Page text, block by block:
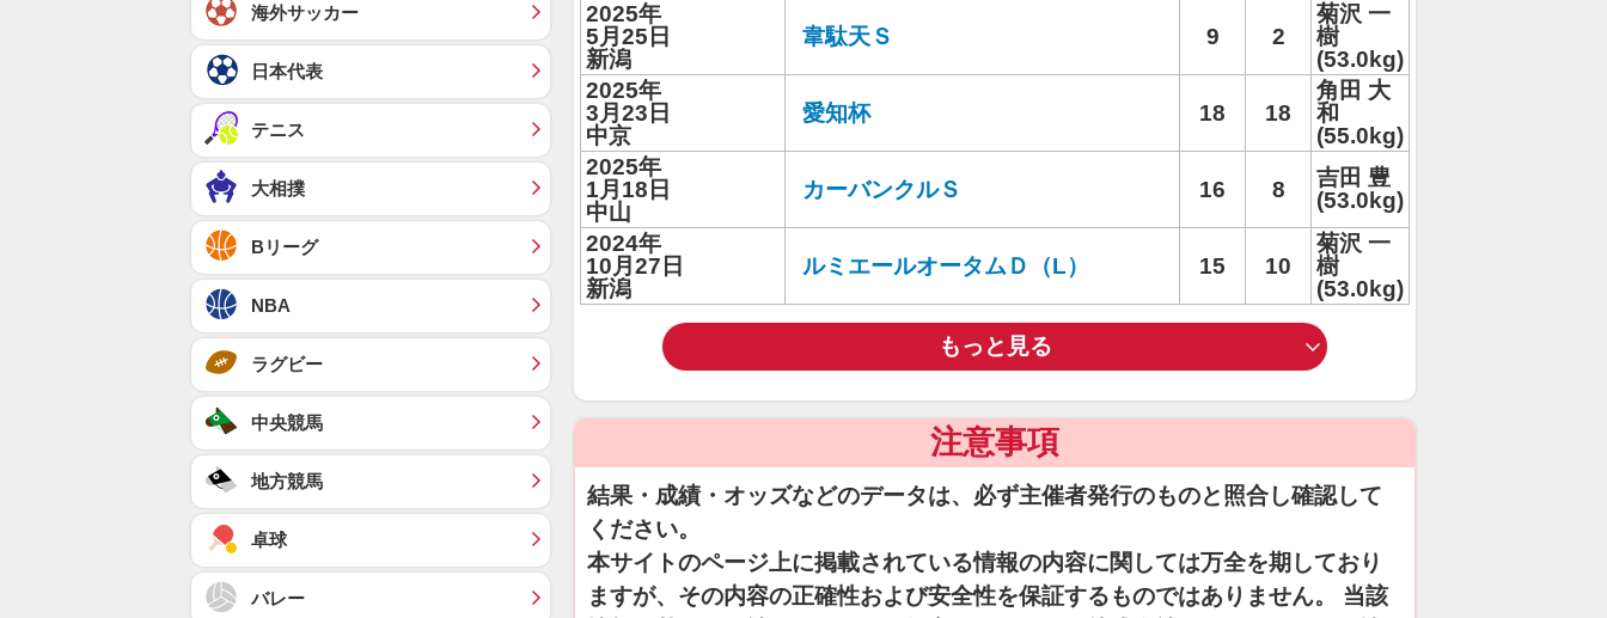
2025年
5月25日
新潟
韋駄天Ｓ 9 2
菊沢 一
樹
(53.0kg)
2025年
3月23日
中京
愛知杯 18 18
角田 大
和
(55.0kg)
2025年
1月18日
中山
カーバンクルＳ 16 8
吉田 豊
(53.0kg)
2024年
10月27日
新潟
ルミエールオータムＤ（L） 15 10
菊沢 一
樹
(53.0kg)
もっと見る
注意事項
結果・成績・オッズなどのデータは、必ず主催者発行のものと照合し確認して
ください。
本サイトのページ上に掲載されている情報の内容に関しては万全を期しており
ますが、その内容の正確性および安全性を保証するものではありません。 当該
海外サッカー
日本代表
テニス
大相撲
Bリーグ
NBA
ラグビー
中央競馬
地方競馬
卓球
バレー